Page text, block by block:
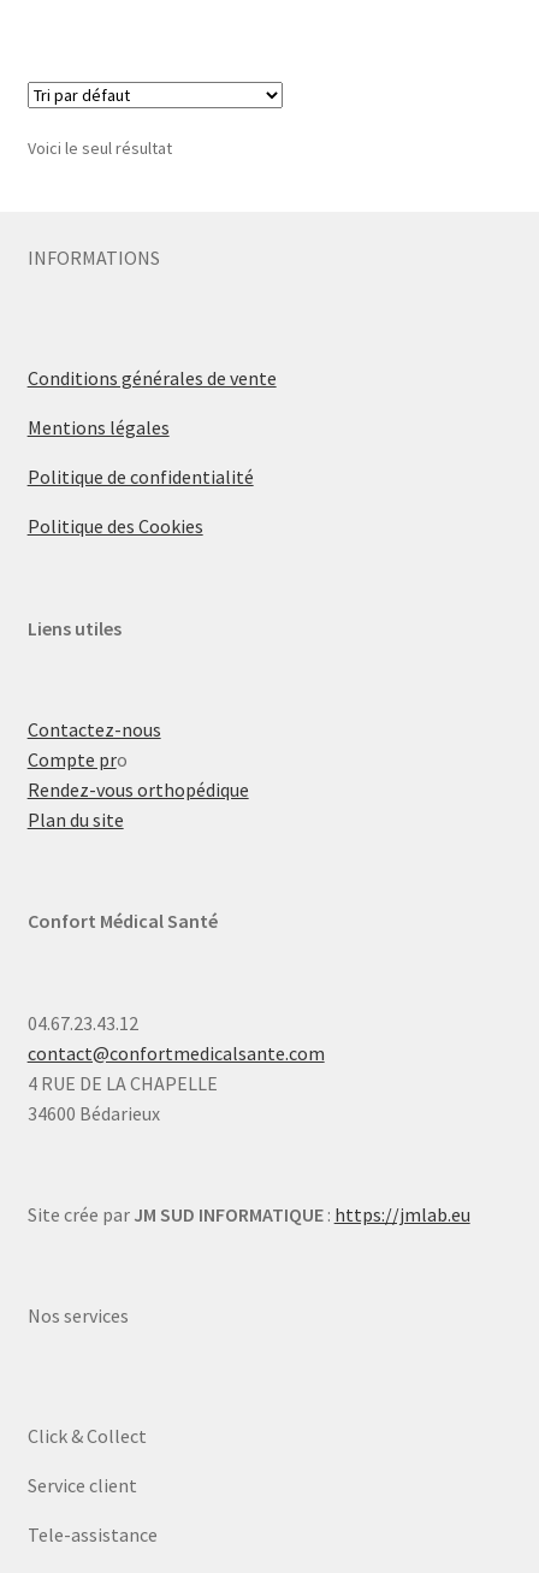
Voici le seul résultat
INFORMATIONS
Conditions générales de vente
Mentions légales
Politique de confidentialité
Politique des Cookies
Liens utiles
Contactez-nous
Compte pro
Rendez-vous orthopédique
Plan du site
Confort Médical Santé
04.67.23.43.12
contact@confortmedicalsante.com
4 RUE DE LA CHAPELLE
34600 Bédarieux
Site crée par JM SUD INFORMATIQUE: https://jmlab.eu
Nos services
Click & Collect
Service client
Tele-assistance